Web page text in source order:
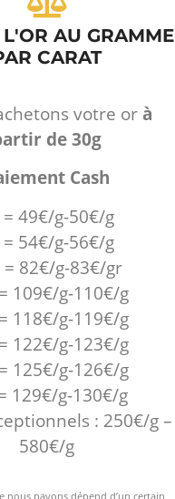
AU GRAMME
CARAT
votre orà
de 30g
Cash
49€/g-50€/g
54€/g-56€/g
= 82€/g-83€/gr
109€/g-110€/g
118€/g-119€/g
122€/g-123€/g
125€/g-126€/g
129€/g-130€/g
: 250€/g –
580€/g
nous payons dépend d’un certain